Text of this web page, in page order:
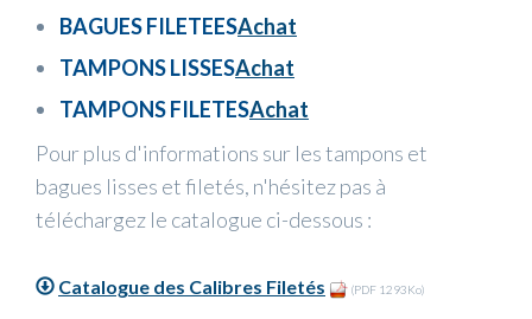
BAGUES FILETEESAchat
TAMPONS LISSESAchat
TAMPONS FILETESAchat
Pour plus d'informations sur les tampons et
bagues lisses et filetés, n'hésitez pas à
téléchargez le catalogue ci-dessous :
Catalogue des Calibres Filetés (PDF 1293Ko)